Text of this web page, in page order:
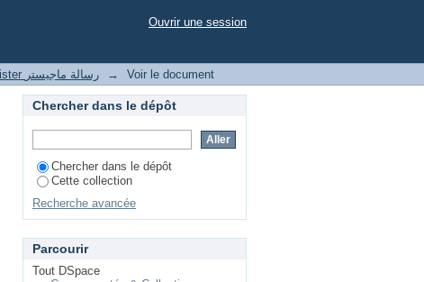
Ouvrir une session
magister رسالة ماجيستر → Voir le document
Chercher dans le dépôt
Chercher dans le dépôt
Cette collection
Recherche avancée
Parcourir
Tout DSpace